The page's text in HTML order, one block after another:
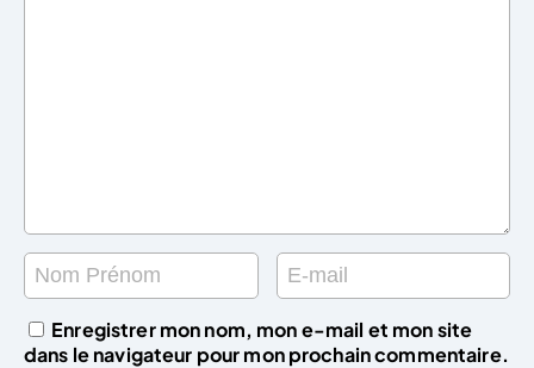
Enregistrer mon nom, mon e-mail et mon site
dans le navigateur pour mon prochain commentaire.